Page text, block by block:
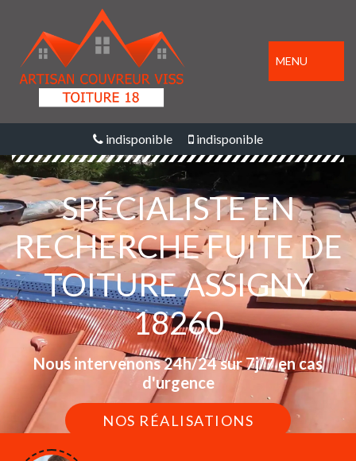
MENU
indisponible indisponible
SPÉCIALISTE EN
RECHERCHE FUITE DE
TOITURE ASSIGNY
18260
Nous intervenons 24h/24 sur 7j/7 en cas
d'urgence
NOS RÉALISATIONS